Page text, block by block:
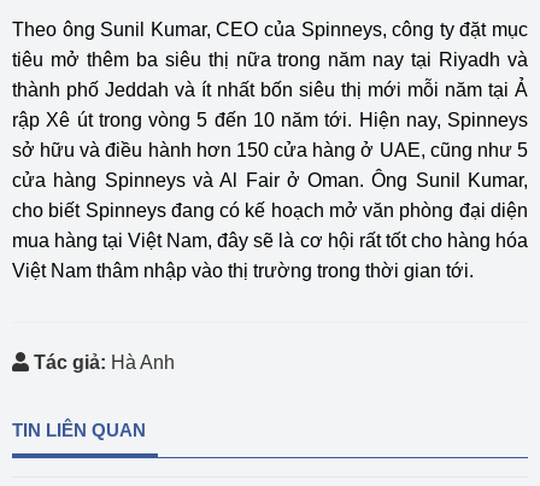
Theo ông Sunil Kumar, CEO của Spinneys, công ty đặt mục
tiêu mở thêm ba siêu thị nữa trong năm nay tại Riyadh và
thành phố Jeddah và ít nhất bốn siêu thị mới mỗi năm tại Ả
rập Xê út trong vòng 5 đến 10 năm tới. Hiện nay, Spinneys
sở hữu và điều hành hơn 150 cửa hàng ở UAE, cũng như 5
cửa hàng Spinneys và Al Fair ở Oman. Ông Sunil Kumar,
cho biết Spinneys đang có kế hoạch mở văn phòng đại diện
mua hàng tại Việt Nam, đây sẽ là cơ hội rất tốt cho hàng hóa
Việt Nam thâm nhập vào thị trường trong thời gian tới.
Tác giả: Hà Anh
TIN LIÊN QUAN